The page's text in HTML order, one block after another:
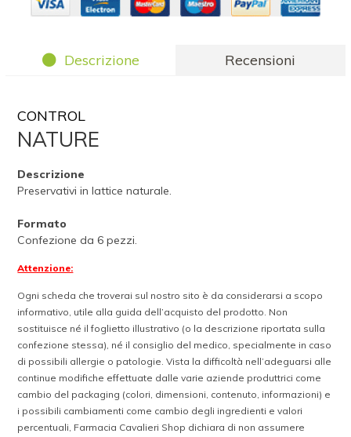
Descrizione Recensioni
CONTROL
NATURE
Descrizione
Preservativi in lattice naturale.
Formato
Confezione da 6 pezzi.
Attenzione:
Ogni scheda che troverai sul nostro sito è da considerarsi a scopo
informativo, utile alla guida dell’acquisto del prodotto. Non
sostituisce né il foglietto illustrativo (o la descrizione riportata sulla
confezione stessa), né il consiglio del medico, specialmente in caso
di possibili allergie o patologie. Vista la difficoltà nell’adeguarsi alle
continue modifiche effettuate dalle varie aziende produttrici come
cambio del packaging (colori, dimensioni, contenuto, informazioni) e
i possibili cambiamenti come cambio degli ingredienti e valori
percentuali, Farmacia Cavalieri Shop dichiara di non assumere